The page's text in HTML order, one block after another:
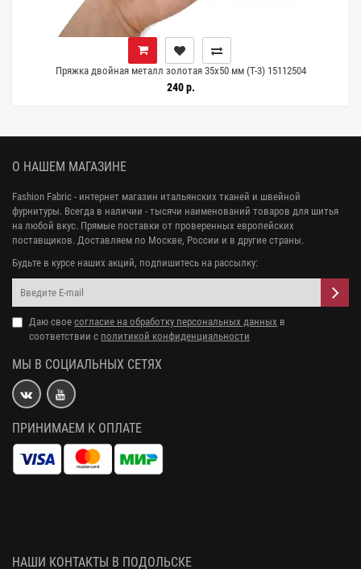
Пряжка двойная металл золотая 35х50 мм (T-3) 15112504
240 р.
О НАШЕМ МАГАЗИНЕ
Fashion Fabric - интернет магазин итальянских тканей и швейной
фурнитуры. Всегда в наличии - тысячи наименований товаров для шитья
на любой вкус. Прямые поставки от проверенных европейских
поставщиков. Доставляем по Москве, России и в другие страны.
Будьте в курсе наших акций, подпишитесь на рассылку:
Даю свое согласие на обработку персональных данных в
соответствии с политикой конфиденциальности
МЫ В СОЦИАЛЬНЫХ СЕТЯХ
ПРИНИМАЕМ К ОПЛАТЕ
НАШИ КОНТАКТЫ В ПОДОЛЬСКЕ